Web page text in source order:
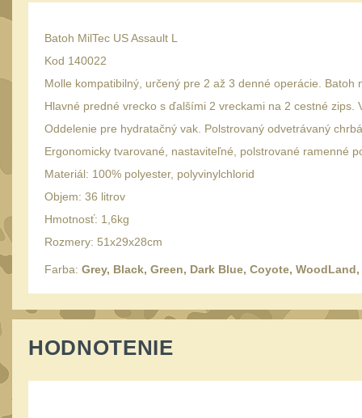
Batoh MilTec US Assault L
Kod 140022
Molle kompatibilný, určený pre 2 až 3 denné operácie.
Hlavné predné vrecko s ďalšími 2 vreckami na 2 cestné
Oddelenie pre hydratačný vak. Polstrovaný odvetrávaný
Ergonomicky tvarované, nastaviteľné, polstrované ramenné
Materiál: 100% polyester, polyvinylchlorid
Objem: 36 litrov
Hmotnosť: 1,6kg
Rozmery: 51x29x28cm
Farba: Grey, Black, Green, Dark Blue, Coyote,
HODNOTENIE